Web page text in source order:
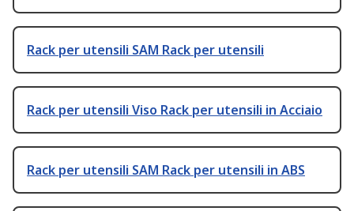
Rack per utensili SAM Rack per utensili
Rack per utensili Viso Rack per utensili in Acciaio
Rack per utensili SAM Rack per utensili in ABS